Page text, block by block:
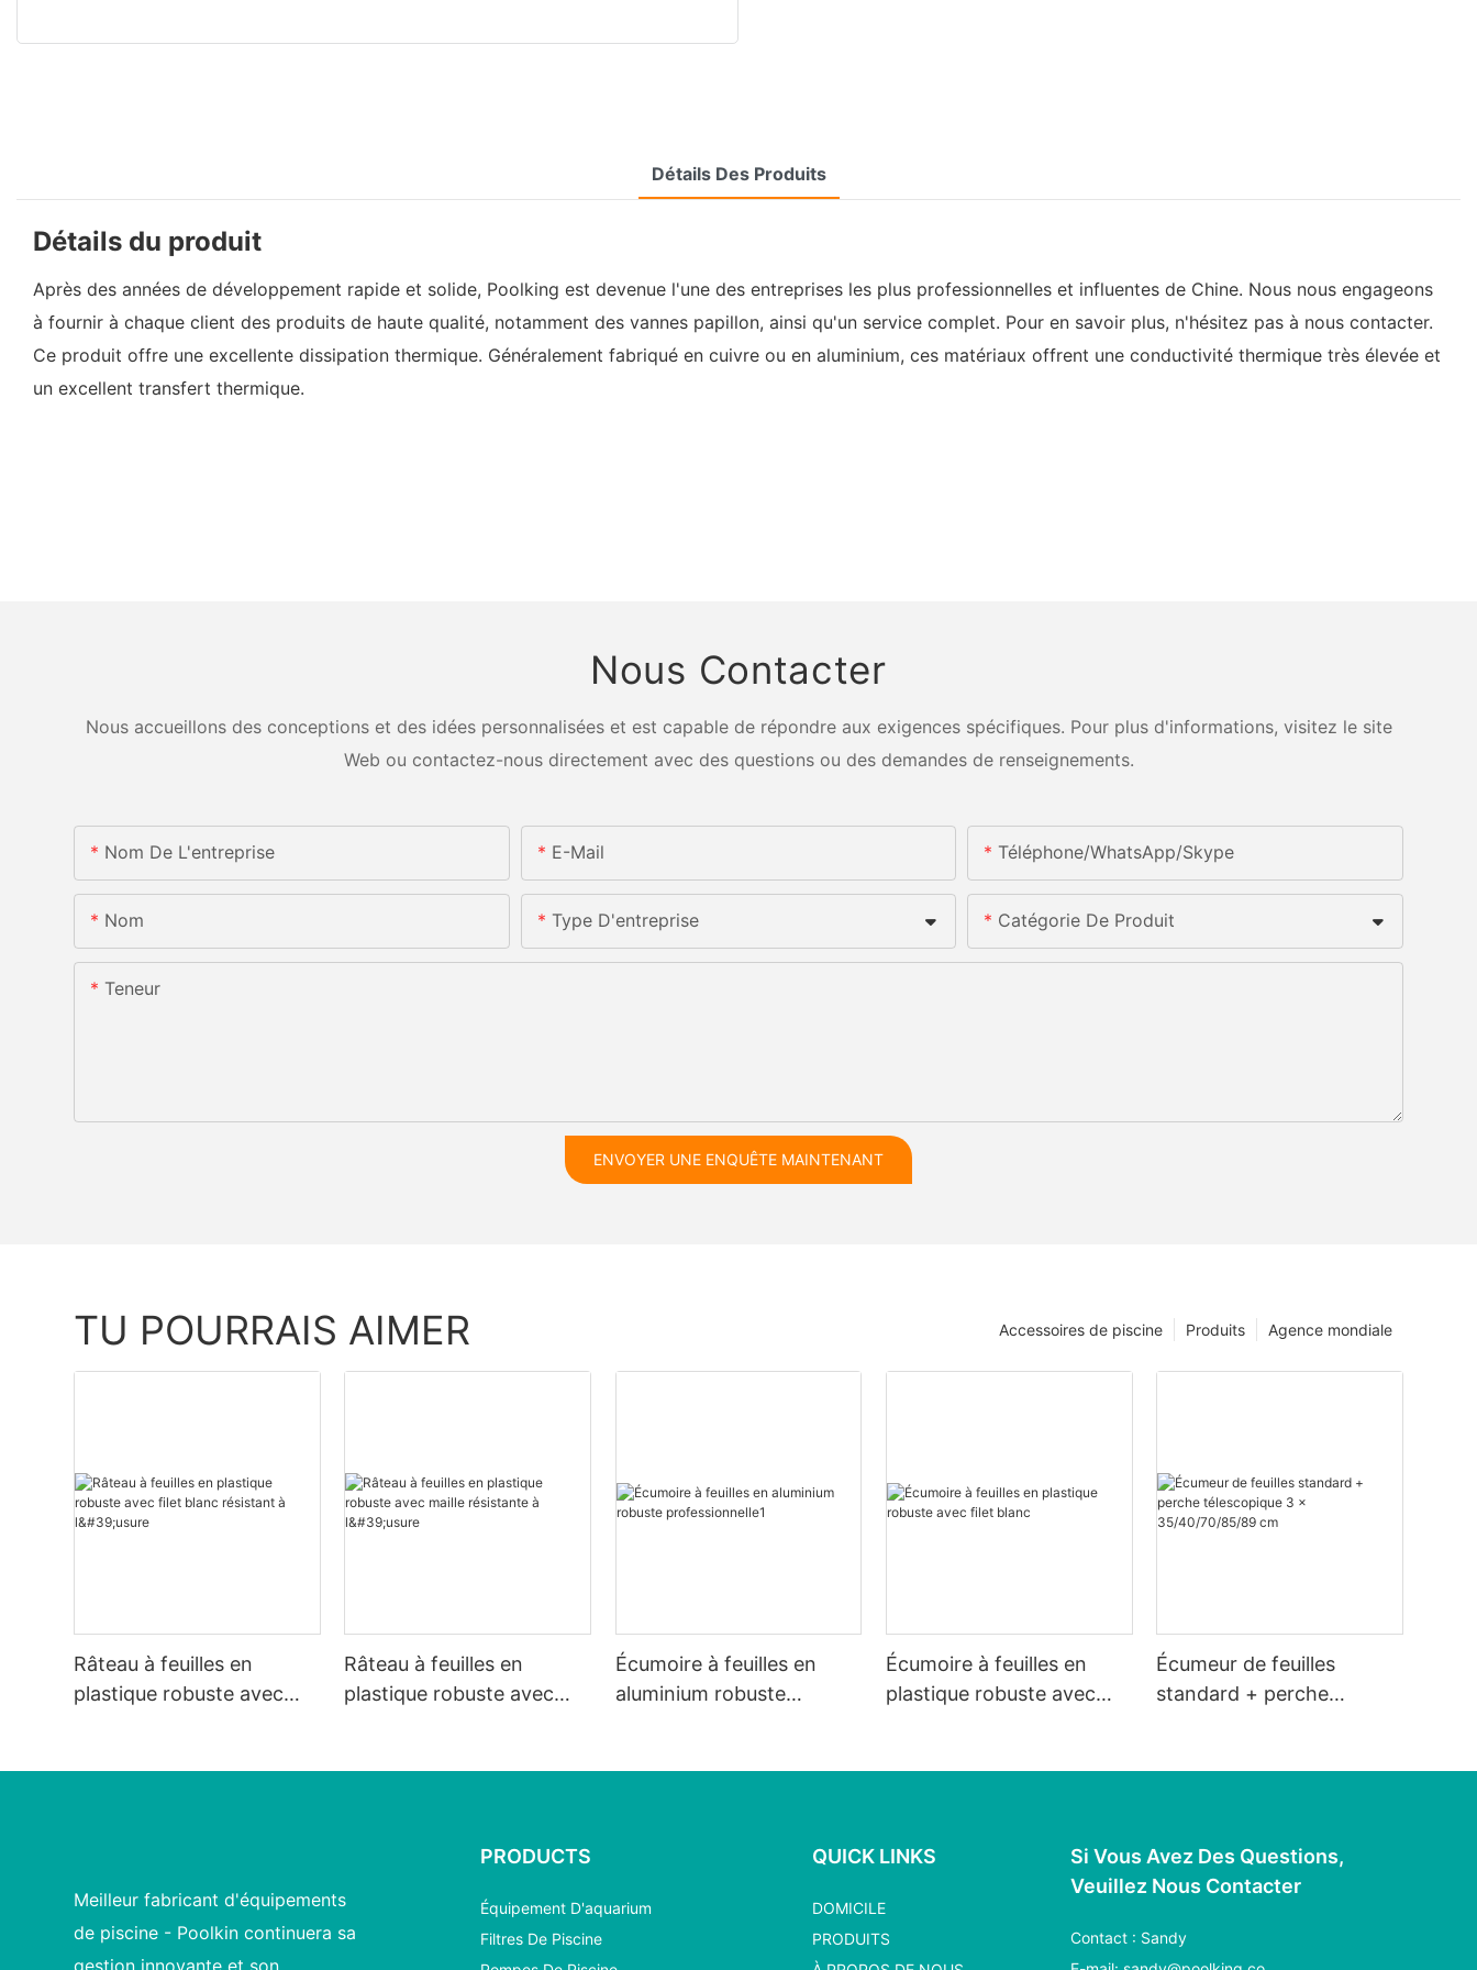
Détails Des Produits
Détails du produit
Après des années de développement rapide et solide, Poolking est devenue l'une des entreprises les plus professionnelles et influentes de Chine. Nous nous engageons
à fournir à chaque client des produits de haute qualité, notamment des vannes papillon, ainsi qu'un service complet. Pour en savoir plus, n'hésitez pas à nous contacter.
Ce produit offre une excellente dissipation thermique. Généralement fabriqué en cuivre ou en aluminium, ces matériaux offrent une conductivité thermique très élevée et
un excellent transfert thermique.
Nous Contacter
Nous accueillons des conceptions et des idées personnalisées et est capable de répondre aux exigences spécifiques. Pour plus d'informations, visitez le site
Web ou contactez-nous directement avec des questions ou des demandes de renseignements.
Nom De L'entreprise E-Mail Téléphone/WhatsApp/Skype
Nom Type D'entreprise Catégorie De Produit
Teneur
ENVOYER UNE ENQUÊTE MAINTENANT
TU POURRAIS AIMER Agence mondiale
Produits
Accessoires de piscine
Râteau à feuilles en
plastique robuste avec
Râteau à feuilles en
plastique robuste avec
Écumoire à feuilles en
aluminium robuste
Écumoire à feuilles en
plastique robuste avec
Écumeur de feuilles
standard + perche
Meilleur fabricant d'équipements
de piscine - Poolkin continuera sa
gestion innovante et son
PRODUCTS
Équipement D'aquarium
Filtres De Piscine
QUICK LINKS
DOMICILE
PRODUITS
Si Vous Avez Des Questions,
Veuillez Nous Contacter
Contact : Sandy